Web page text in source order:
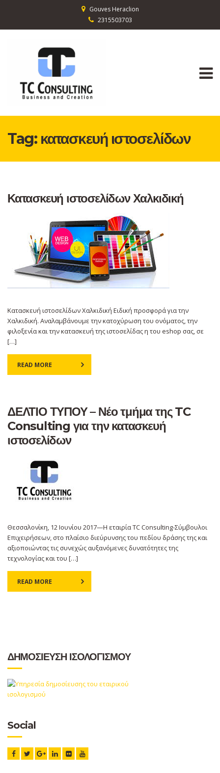
Gouves Heraclion
2315503703
Tag: κατασκευή ιστοσελίδων
Κατασκευή ιστοσελίδων Χαλκιδική
Κατασκευή ιστοσελίδων Χαλκιδική Ειδική προσφορά για την
Χαλκιδική. Αναλαμβάνουμε την κατοχύρωση του ονόματος, την
φιλοξενία και την κατασκευή της ιστοσελίδας η του eshop σας, σε
[…]
READ MORE
ΔΕΛΤΙΟ ΤΥΠΟΥ – Νέο τμήμα της TC
Consulting για την κατασκευή
ιστοσελίδων
Θεσσαλονίκη, 12 Ιουνίου 2017—Η εταιρία TC Consulting-Σύμβουλοι
Επιχειρήσεων, στο πλαίσιο διεύρυνσης του πεδίου δράσης της και
αξιοποιώντας τις συνεχώς αυξανόμενες δυνατότητες της
τεχνολογίας και του […]
READ MORE
ΔΗΜΟΣΙΕΥΣΗ ΙΣΟΛΟΓΙΣΜΟΥ
Social